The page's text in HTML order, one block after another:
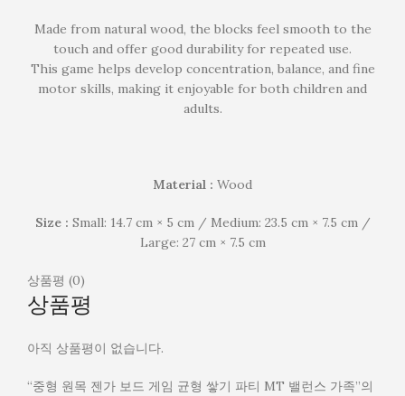
Made from natural wood, the blocks feel smooth to the
touch and offer good durability for repeated use.
This game helps develop concentration, balance, and fine
motor skills, making it enjoyable for both children and
adults.
Material : Wood
Size : Small: 14.7 cm × 5 cm / Medium: 23.5 cm × 7.5 cm /
Large: 27 cm × 7.5 cm
상품평 (0)
상품평
아직 상품평이 없습니다.
“중형 원목 젠가 보드 게임 균형 쌓기 파티 MT 밸런스 가족”의